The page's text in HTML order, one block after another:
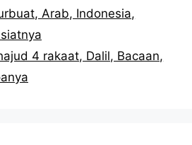
Arab, Indonesia,
4 rakaat, Dalil, Bacaan,